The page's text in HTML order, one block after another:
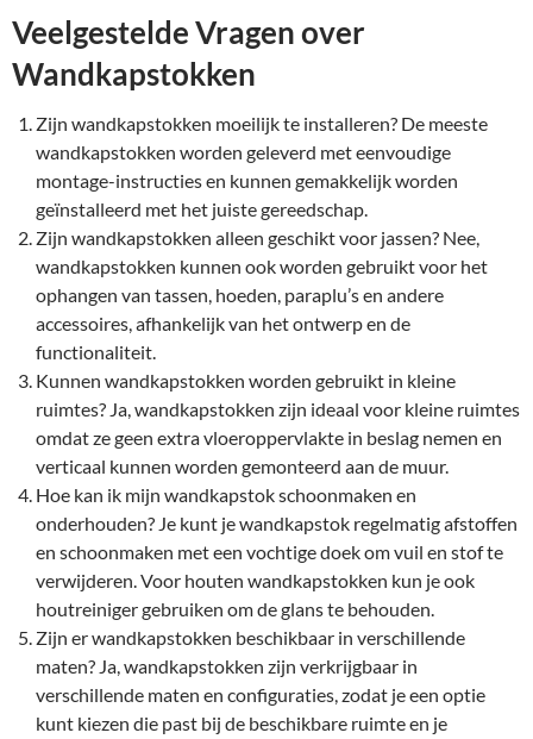
Veelgestelde Vragen over
Wandkapstokken
Zijn wandkapstokken moeilijk te installeren? De meeste
wandkapstokken worden geleverd met eenvoudige
montage-instructies en kunnen gemakkelijk worden
geïnstalleerd met het juiste gereedschap.
Zijn wandkapstokken alleen geschikt voor jassen? Nee,
wandkapstokken kunnen ook worden gebruikt voor het
ophangen van tassen, hoeden, paraplu’s en andere
accessoires, afhankelijk van het ontwerp en de
functionaliteit.
Kunnen wandkapstokken worden gebruikt in kleine
ruimtes? Ja, wandkapstokken zijn ideaal voor kleine ruimtes
omdat ze geen extra vloeroppervlakte in beslag nemen en
verticaal kunnen worden gemonteerd aan de muur.
Hoe kan ik mijn wandkapstok schoonmaken en
onderhouden? Je kunt je wandkapstok regelmatig afstoffen
en schoonmaken met een vochtige doek om vuil en stof te
verwijderen. Voor houten wandkapstokken kun je ook
houtreiniger gebruiken om de glans te behouden.
Zijn er wandkapstokken beschikbaar in verschillende
maten? Ja, wandkapstokken zijn verkrijgbaar in
verschillende maten en configuraties, zodat je een optie
kunt kiezen die past bij de beschikbare ruimte en je